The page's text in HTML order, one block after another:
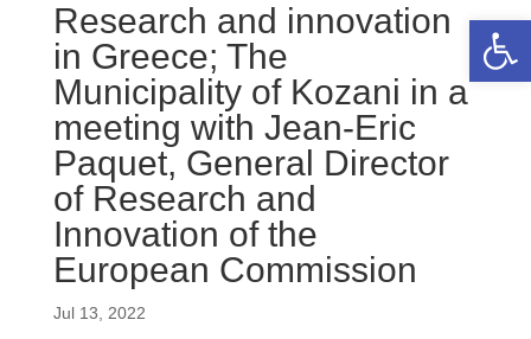
Research and innovation
in Greece; The
Municipality of Kozani in a
meeting with Jean-Eric
Paquet, General Director
of Research and
Innovation of the
European Commission
Jul 13, 2022